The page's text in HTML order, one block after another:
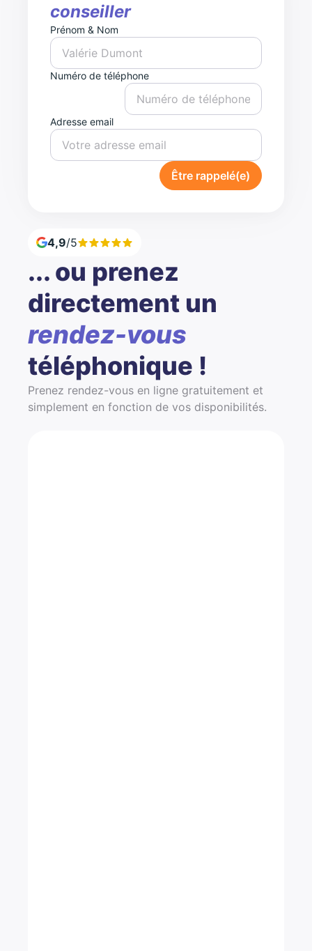
conseiller
Prénom & Nom
Numéro de téléphone
Adresse email
Être rappelé(e)
4,9/5
... ou prenez
directement un
rendez-vous
téléphonique !
Prenez rendez-vous en ligne gratuitement et
simplement en fonction de vos disponibilités.